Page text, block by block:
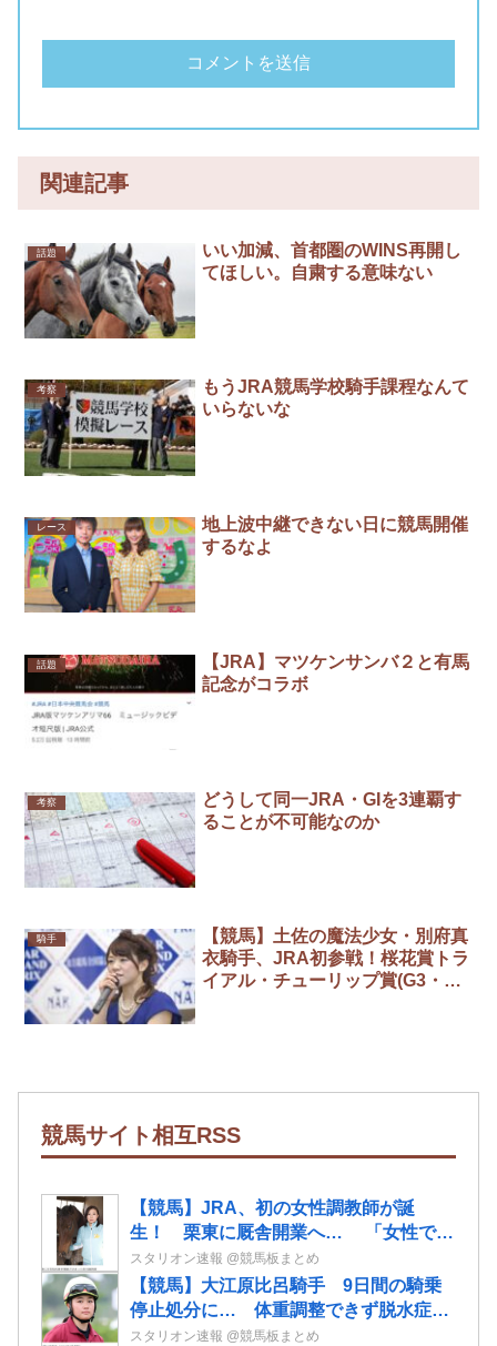
関連記事
話題
いい加減、首都圏のWINS再開し
てほしい。自粛する意味ない
考察
もうJRA競馬学校騎手課程なんて
いらないな
レース
地上波中継できない日に競馬開催
するなよ
話題
【JRA】マツケンサンバ２と有馬
記念がコラボ
考察
どうして同一JRA・GIを3連覇す
ることが不可能なのか
騎手
【競馬】土佐の魔法少女・別府真
衣騎手、JRA初参戦！桜花賞トラ
イアル・チューリップ賞(G3・阪
競馬サイト相互RSS
【競馬】JRA、初の女性調教師が誕
生！ 栗東に厩舎開業へ… 「女性でも
できる仕事だと知ってもらいたい」「長
く愛される馬を育てたい」
スタリオン速報 @競馬板まとめ
【競馬】大江原比呂騎手 9日間の騎乗
停止処分に… 体重調整できず脱水症
JRAが発表
スタリオン速報 @競馬板まとめ